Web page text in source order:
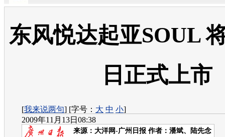
东风悦达起亚SOUL
日正式上市
[我来说两句] [字号： 大 中 小]
2009年11月13日08:38
来源： 大洋网-广州日报 作者：潘斌、陆先念